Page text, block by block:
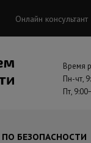
Онлайн консультант
Время
Пн-чт,
Пт,
БЕЗОПАСНОСТИ